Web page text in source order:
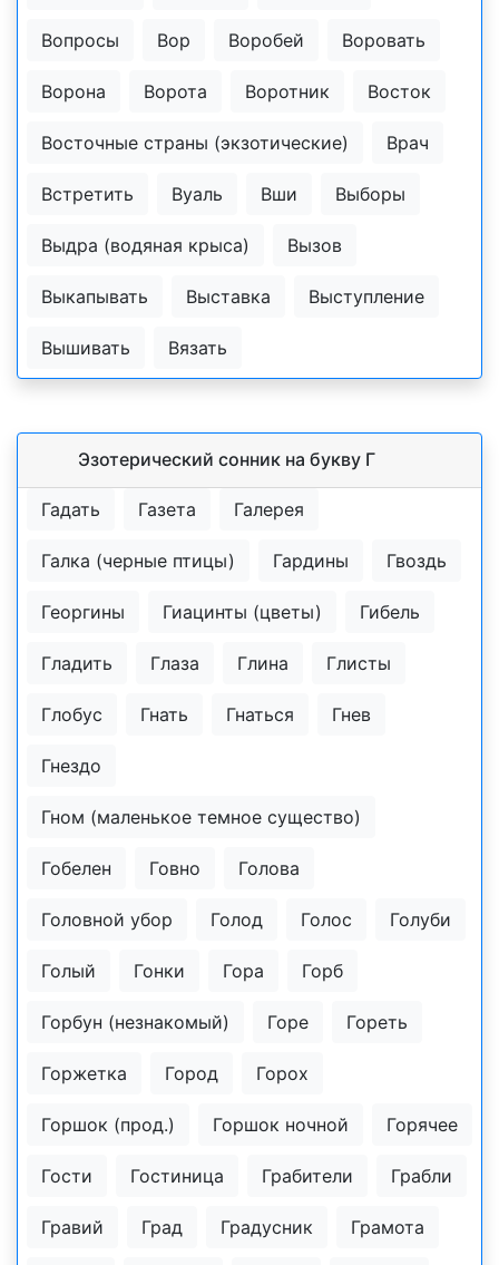
Вопросы Вор Воробей Воровать
Ворона Ворота Воротник Восток
Восточные страны (экзотические) Врач
Встретить Вуаль Вши Выборы
Выдра (водяная крыса) Вызов
Выкапывать Выставка Выступление
Вышивать Вязать
Эзотерический cонник на букву Г
Гадать Газета Галерея
Галка (черные птицы) Гардины Гвоздь
Георгины Гиацинты (цветы) Гибель
Гладить Глаза Глина Глисты
Глобус Гнать Гнаться Гнев
Гнездо
Гном (маленькое темное существо)
Гобелен Говно Голова
Головной убор Голод Голос Голуби
Голый Гонки Гора Горб
Горбун (незнакомый) Горе Гореть
Горжетка Город Горох
Горшок (прод.) Горшок ночной Горячее
Гости Гостиница Грабители Грабли
Гравий Град Градусник Грамота